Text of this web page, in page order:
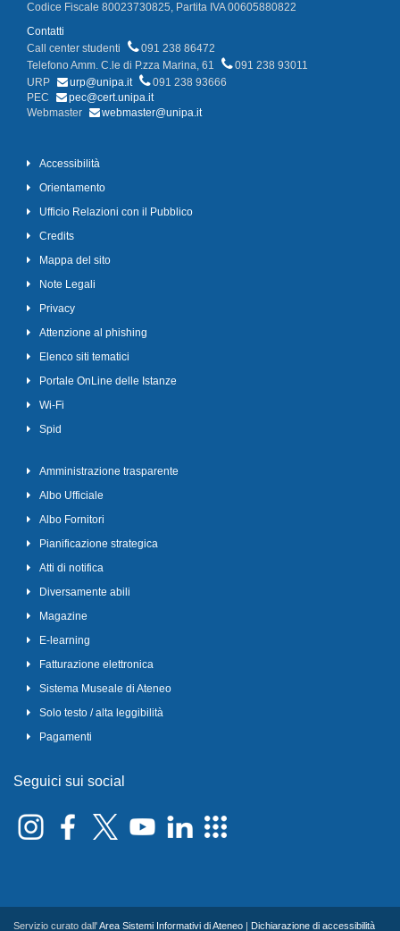
Codice Fiscale 80023730825, Partita IVA 00605880822
Contatti
Call center studenti
091 238 86472
Telefono Amm. C.le di P.zza Marina, 61
091 238 93011
URP
urp@unipa.it
091 238 93666
PEC
pec@cert.unipa.it
Webmaster
webmaster@unipa.it
Accessibilità
Orientamento
Ufficio Relazioni con il Pubblico
Credits
Mappa del sito
Note Legali
Privacy
Attenzione al phishing
Elenco siti tematici
Portale OnLine delle Istanze
Wi-Fi
Spid
Amministrazione trasparente
Albo Ufficiale
Albo Fornitori
Pianificazione strategica
Atti di notifica
Diversamente abili
Magazine
E-learning
Fatturazione elettronica
Sistema Museale di Ateneo
Solo testo / alta leggibilità
Pagamenti
Seguici sui social
Servizio curato dall'Area Sistemi Informativi di Ateneo Dichiarazione di accessibilità